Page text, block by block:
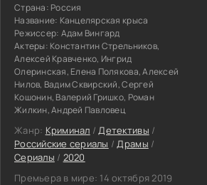
Страна: Россия
Название: Канцелярская крыса
Режиссер: Адам Вингард
Актеры: Константин Стрельников,
Алексей Кравченко, Ингрид
Олеринская, Елена Полякова, Алексей
Нилов, Вадим Сквирский, Сергей
Кошонин, Валерий Гришко, Роман
Жилкин, Андрей Павловец
Жанр: Криминал /Детективы /
Российские сериалы /Драмы /
Сериалы / 2020
Премьера в мире: 14 октября 2019